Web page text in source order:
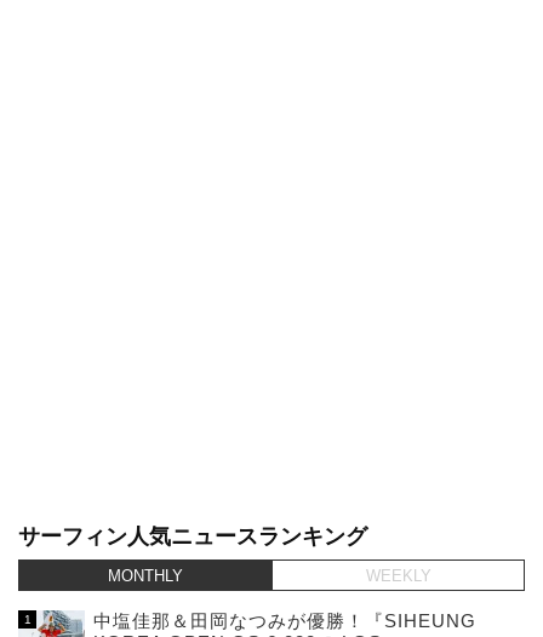
サーフィン人気ニュースランキング
MONTHLY WEEKLY
中塩佳那＆田岡なつみが優勝！『SIHEUNG